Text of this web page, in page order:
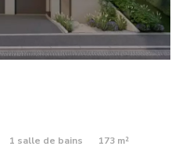
1 salle de bains 173 m²